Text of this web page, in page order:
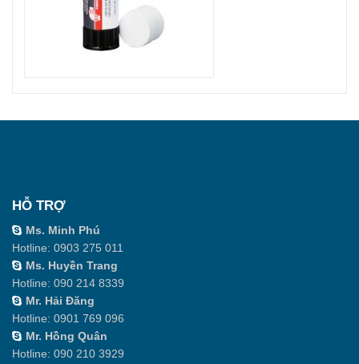
HỖ TRỢ
Ms. Minh Phú
Hotline: 0903 275 011
Ms. Huyền Trang
Hotline: 090 214 8339
Mr. Hải Đăng
Hotline: 0901 769 096
Mr. Hồng Quân
Hotline: 090 210 3929